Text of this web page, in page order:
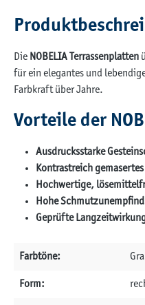
Die NOBELIA Terrassenplatten
für ein elegantes und
Farbkraft über Jahre.
Vorteile der
Ausdrucksstarke
Kontrastreich
Hochwertige,
Hohe
Geprüfte
Farbtöne:
Form: